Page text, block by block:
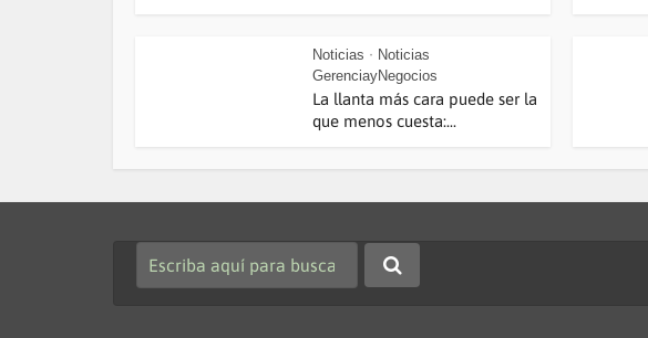
Noticias • Noticias
GerenciayNegocios
La llanta más cara puede ser la
que menos cuesta:...